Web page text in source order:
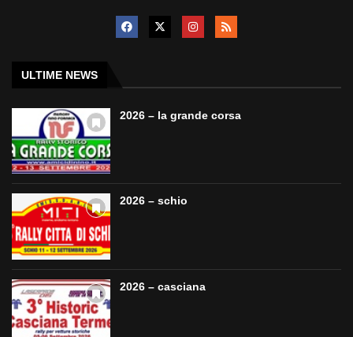
ULTIME NEWS
2026 – la grande corsa
2026 – schio
2026 – casciana